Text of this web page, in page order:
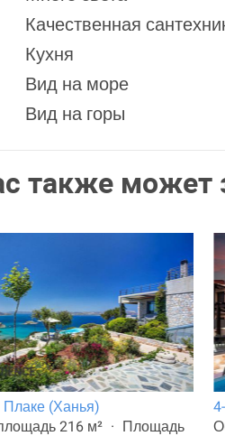
Качественная
Кухня
Вид на море
Вид на горы
также может
(Ханья)
216 м²
Площадь